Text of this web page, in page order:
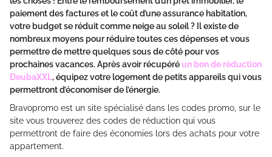
paiement des factures et le coût d’une assurance habitation,
votre budget se réduit comme neige au soleil ? Il existe de
nombreux moyens pour réduire toutes ces dépenses et vous
permettre de mettre quelques sous de côté pour vos
prochaines vacances. Après avoir récupéré un bon de rèduction
DeubaXXL, équipez votre logement de petits appareils qui vous
permettront d’économiser de l’énergie.
Bravopromo est un site spécialisé dans les codes promo, sur le
site vous trouverez des codes de réduction qui vous
permettront de faire des économies lors des achats pour votre
appartement.